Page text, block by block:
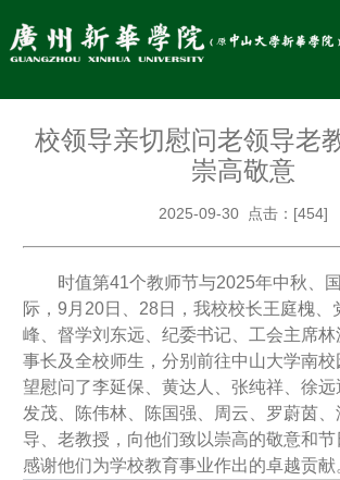
校领导亲切慰问老领导老
崇高敬意
2025-09-30 点击：[454]
时值第41个教师节与2025年中秋、
际，9月20日、28日，我校校长王庭槐、
峰、督学刘东远、纪委书记、工会主席
事长及全校师生，分别前往中山大学南
望慰问了李延保、黄达人、张纯祥、徐
发茂、陈伟林、陈国强、周云、罗蔚茵
导、老教授，向他们致以崇高的敬意和
感谢他们为学校教育事业作出的卓越贡献